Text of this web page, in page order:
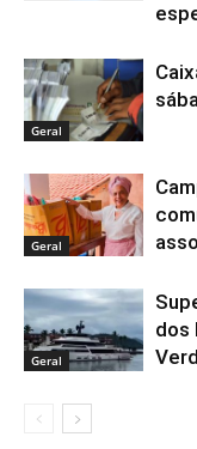
Geral
Geral
Geral
dos